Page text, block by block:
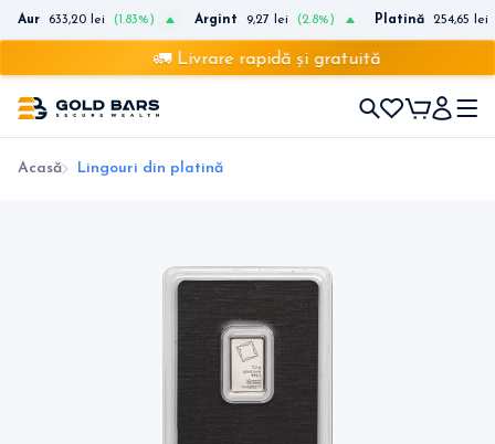
Aur 633,20 lei (1.83%) Argint 9,27 lei (2.8%) Platină 254,65 lei
🚛 Livrare rapidă și gratuită
Acasă Lingouri din platină